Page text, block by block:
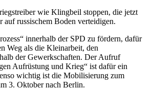
wie Klingbeil stoppen, die jetzt
auf russischem Boden verteidigen.
innerhalb der SPD zu fördern, dafür
Weg als die Kleinarbeit, den
der Gewerkschaften. Der Aufruf
Aufrüstung und Krieg“ ist dafür ein
wichtig ist die Mobilisierung zum
3. Oktober nach Berlin.